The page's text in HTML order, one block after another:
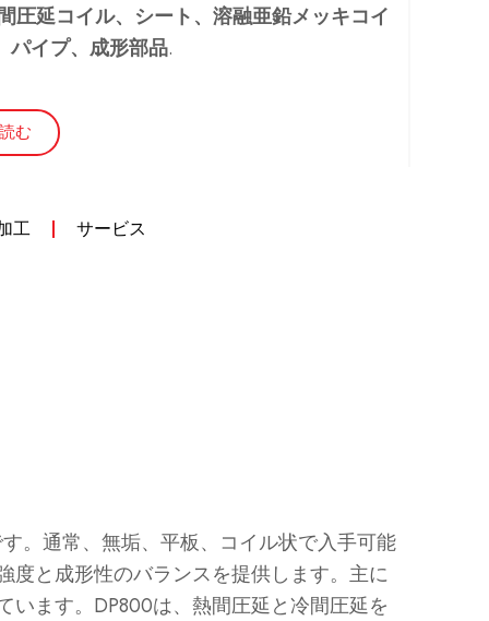
圧延コイル、シート、溶融亜鉛メッキコイ
パイプ、成形部品.
む
工 サービス
。通常、無垢、平板、コイル状で入手可能
度と成形性のバランスを提供します。主に
ます。DP800は、熱間圧延と冷間圧延を